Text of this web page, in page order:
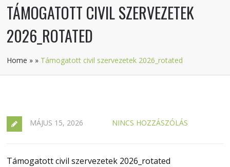
TÁMOGATOTT CIVIL SZERVEZETEK
2026_ROTATED
Home » » Támogatott civil szervezetek 2026_rotated
MÁJUS 15, 2026 NINCS HOZZÁSZÓLÁS
Támogatott civil szervezetek 2026_rotated